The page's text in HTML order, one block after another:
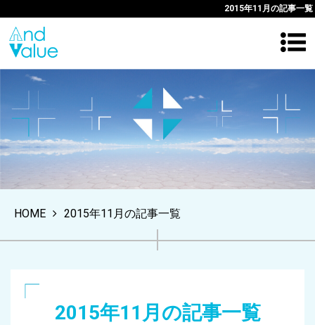
2015年11月の記事一覧
HOME 2015年11月の記事一覧
2015年11月の記事一覧